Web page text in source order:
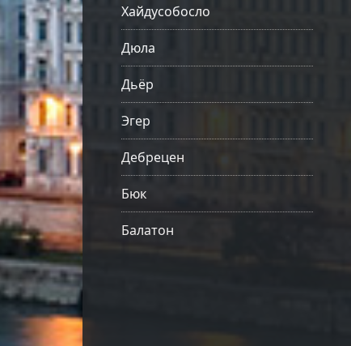
Хайдусобосло
Дюла
Дьёр
Эгер
Дебрецен
Бюк
Балатон